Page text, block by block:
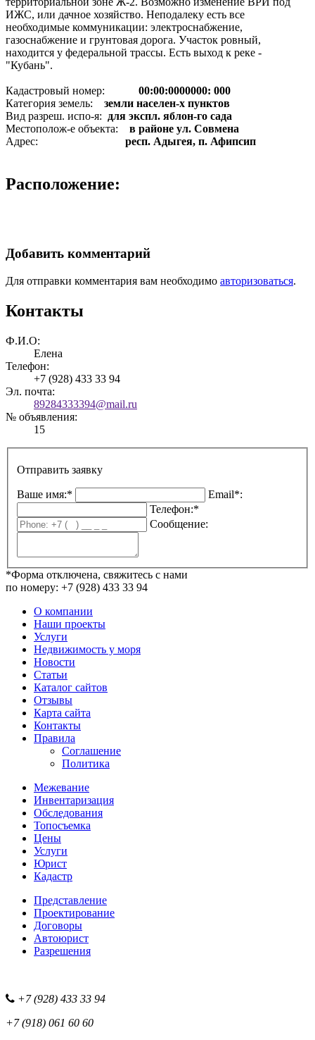
ИЖС, или дачное хозяйство. Неподалеку есть все
необходимые коммуникации: электроснабжение,
газоснабжение и грунтовая дорога. Участок ровный,
находится у федеральной трассы. Есть выход к реке -
"Кубань".
Кадастровый номер: 00:00:0000000: 000
Категория земель: земли населен-х пунктов
Вид разреш. испо-я: для экспл. яблон-го сада
Местополож-е объекта:
в районе ул. Совмена
Адрес: респ. Адыгея, п. Афипсип
Расположение:
Добавить комментарий
Для отправки комментария вам необходимо авторизоваться.
Контакты
Ф.И.О:
Елена
Телефон:
+7 (928) 433 33 94
Эл. почта:
89284333394@mail.ru
№ объявления:
15
Отправить заявку
Ваше имя:*
Email*:
Телефон:*
Сообщение:
*Форма отключена, свяжитесь с нами
по номеру: +7 (928) 433 33 94
О компании
Наши проекты
Услуги
Недвижимость у моря
Новости
Статьи
Каталог сайтов
Отзывы
Карта сайта
Контакты
Правила
Соглашение
Политика
Межевание
Инвентаризация
Обследования
Топосъемка
Цены
Услуги
Юрист
Кадастр
Представление
Проектирование
Договоры
Автоюрист
Разрешения
+7 (928) 433 33 94
+7 (918) 061 60 60